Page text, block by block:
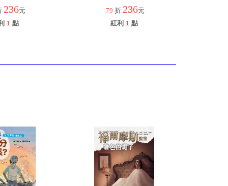
236元
1 點
79 折 236元
紅利 1 點